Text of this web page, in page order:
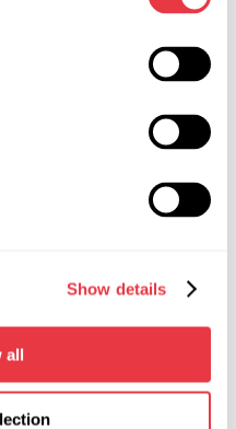
Show details
all
двух направлениях.
а в шарнирах есть
Смазка защищена
тоже имеются
с сайлентблоками.
удары. Негативно